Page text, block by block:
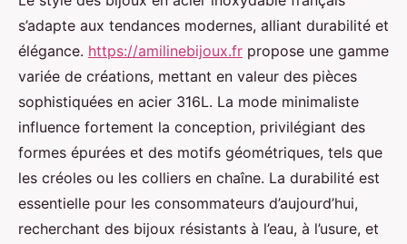
s’adapte aux tendances modernes, alliant durabilité et
élégance. https://amilinebijoux.fr propose une gamme
variée de créations, mettant en valeur des pièces
sophistiquées en acier 316L. La mode minimaliste
influence fortement la conception, privilégiant des
formes épurées et des motifs géométriques, tels que
les créoles ou les colliers en chaîne. La durabilité est
essentielle pour les consommateurs d’aujourd’hui,
recherchant des bijoux résistants à l’eau, à l’usure, et